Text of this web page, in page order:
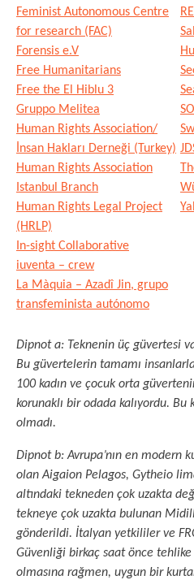
Feminist Autonomous Centre
for research (FAC)
Forensis e.V
Free Humanitarians
Free the El Hiblu 3
Gruppo Melitea
Human Rights Association/
İnsan Hakları Derneği (Turkey)
Human Rights Association
Istanbul Branch
Human Rights Legal Project
(HRLP)
In-sight Collaborative
iuventa – crew
La Màquia – Azadî Jin, grupo
transfeminista autónomo
Dipnot a: Teknenin üç güvertesi
Bu güvertelerin tamamı
100 kadın ve çocuk orta
korunaklı bir odada kalıyordu.
olmadı.
Dipnot b: Avrupa’nın en modern
olan Aigaion Pelagos, Gytheio
altındaki tekneden çok uzakta
tekneye çok uzakta bulunan
gönderildi. İtalyan yetkililer ve
Güvenliği birkaç saat önce
olmasına rağmen, uygun bir